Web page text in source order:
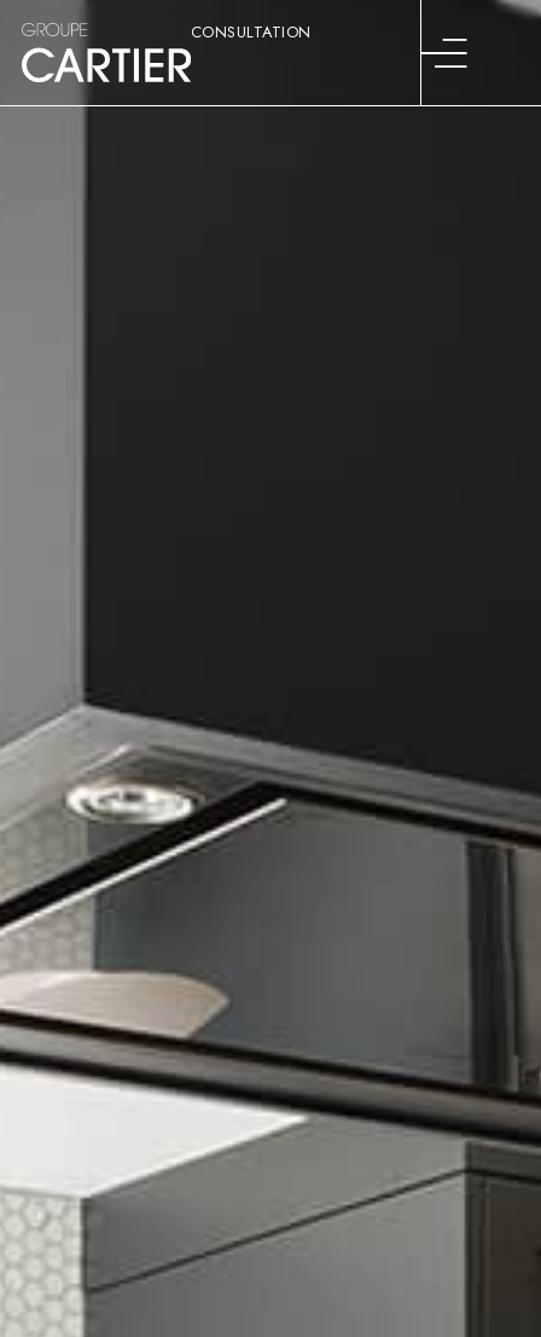
CONSULTATION